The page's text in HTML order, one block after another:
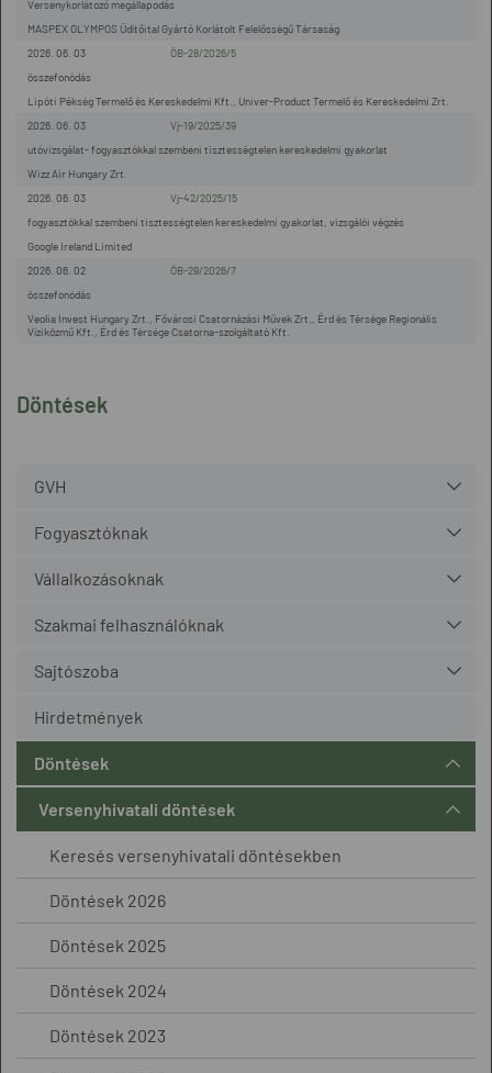
Döntések
GVH
Fogyasztóknak
Vállalkozásoknak
Szakmai felhasználóknak
Sajtószoba
Hirdetmények
Döntések
Versenyhivatali döntések
Keresés versenyhivatali döntésekben
Döntések 2026
Döntések 2025
Döntések 2024
Döntések 2023
MASPEX OLYMPOS Üdítőital Gyártó Korlátolt Felelősségű Társaság
Versenykorlátozó megállapodás
2026. 06. 03 ÖB-28/2026/5
Lipóti Pékség Termelő és Kereskedelmi Kft., Univer-Product Termelő és Kereskedelmi Zrt.
összefonódás
2026. 06. 03 Vj-19/2025/39
Wizz Air Hungary Zrt.
utóvizsgálat- fogyasztókkal szembeni tisztességtelen kereskedelmi gyakorlat
2026. 06. 03 Vj-42/2025/15
Google Ireland Limited
fogyasztókkal szembeni tisztességtelen kereskedelmi gyakorlat, vizsgálói végzés
2026. 06. 02 ÖB-29/2026/7
Veolia Invest Hungary Zrt., Fővárosi Csatornázási Művek Zrt., Érd és Térsége Regionális
Víziközmű Kft., Érd és Térsége Csatorna-szolgáltató Kft.
összefonódás